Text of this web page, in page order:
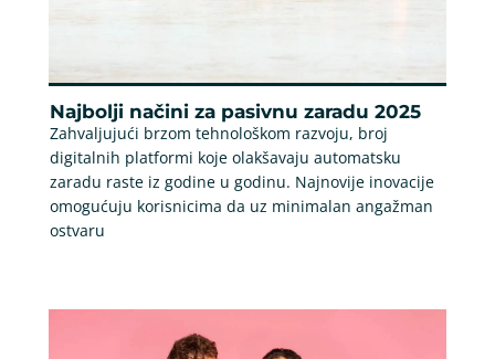
Najbolji načini za pasivnu zaradu 2025
Zahvaljujući brzom tehnološkom razvoju, broj
digitalnih platformi koje olakšavaju automatsku
zaradu raste iz godine u godinu. Najnovije inovacije
omogućuju korisnicima da uz minimalan angažman
ostvaru